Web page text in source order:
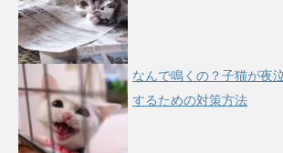
なんで鳴くの？子猫が夜
するための対策方法